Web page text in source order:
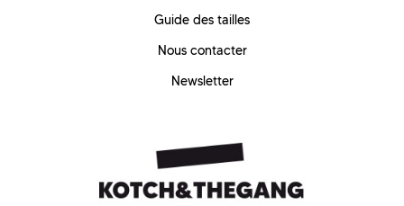
Guide des tailles
Nous contacter
Newsletter